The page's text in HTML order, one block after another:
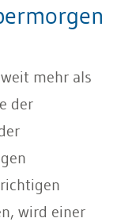
mehr als
der
wird einer